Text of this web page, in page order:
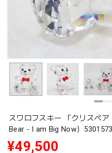
スワロフスキー 「クリスベ
Bear - I am Big Now）5301573
¥49,500